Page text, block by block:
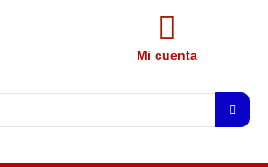
Mi cuenta